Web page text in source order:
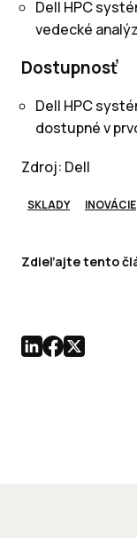
Dell HPC
vedecké
Dostupnosť
Dell HPC
dostupné v
Zdroj: Dell
SKLADY INOVÁCIE
Zdieľajte tento